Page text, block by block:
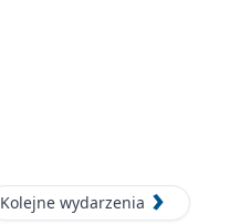
Kolejne wydarzenia